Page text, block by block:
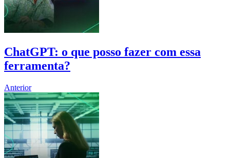
ChatGPT: o que posso fazer com essa
ferramenta?
Anterior